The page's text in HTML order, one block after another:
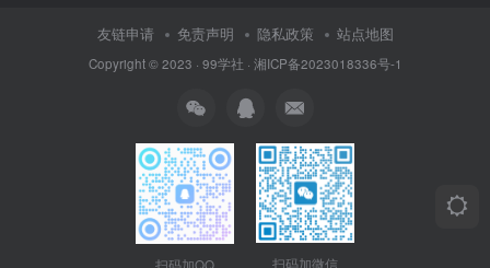
友链申请 免责声明 隐私政策 站点地图
Copyright © 2023 · 99学社 · 湘ICP备2023018336号-1
扫码加微信